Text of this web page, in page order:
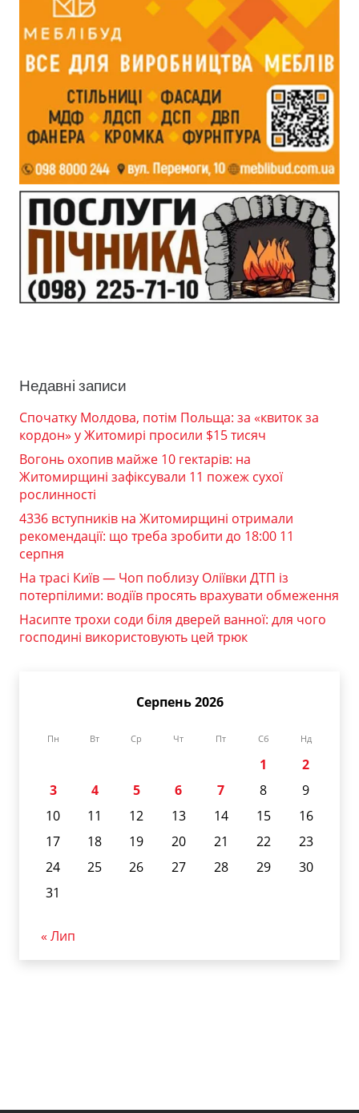
Недавні записи
Спочатку Молдова, потім Польща: за «квиток за
кордон» у Житомирі просили $15 тисяч
Вогонь охопив майже 10 гектарів: на
Житомирщині зафіксували 11 пожеж сухої
рослинності
4336 вступників на Житомирщині отримали
рекомендації: що треба зробити до 18:00 11
серпня
На трасі Київ — Чоп поблизу Оліївки ДТП із
потерпілими: водіїв просять врахувати обмеження
Насипте трохи соди біля дверей ванної: для чого
господині використовують цей трюк
Серпень 2026
Пн Вт Ср Чт Пт Сб Нд
1
2
3
4 5 6 7 8
9
10
11 12 13 14 15
16
17
18 19 20 21 22
23
24
25 26 27 28 29
30
31
« Лип